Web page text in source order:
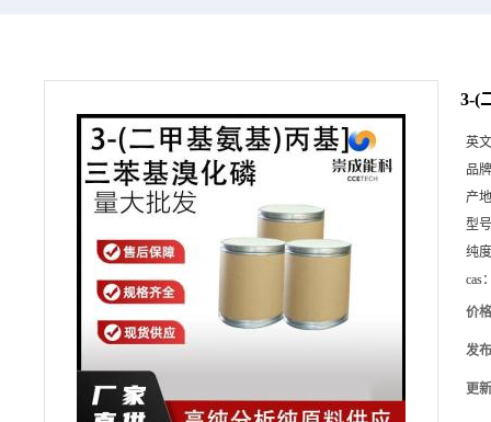
3-(
英
品
产
型
纯
cas
价
发
更